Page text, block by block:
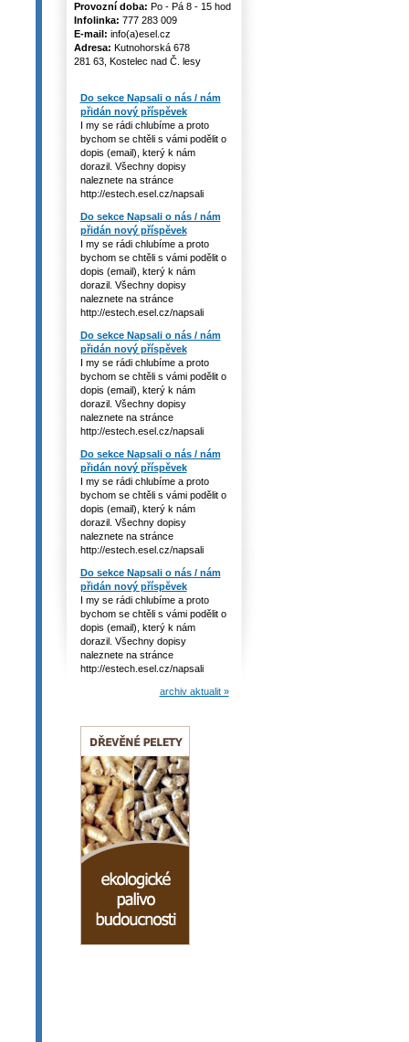
Provozní doba: Po - Pá 8 - 15 hod
Infolinka: 777 283 009
E-mail: info(a)esel.cz
Adresa: Kutnohorská 678
281 63, Kostelec nad Č. lesy
Do sekce Napsali o nás / nám
přidán nový příspěvek
I my se rádi chlubíme a proto
bychom se chtěli s vámi podělit o
dopis (email), který k nám
dorazil. Všechny dopisy
naleznete na stránce
http://estech.esel.cz/napsali
Do sekce Napsali o nás / nám
přidán nový příspěvek
I my se rádi chlubíme a proto
bychom se chtěli s vámi podělit o
dopis (email), který k nám
dorazil. Všechny dopisy
naleznete na stránce
http://estech.esel.cz/napsali
Do sekce Napsali o nás / nám
přidán nový příspěvek
I my se rádi chlubíme a proto
bychom se chtěli s vámi podělit o
dopis (email), který k nám
dorazil. Všechny dopisy
naleznete na stránce
http://estech.esel.cz/napsali
Do sekce Napsali o nás / nám
přidán nový příspěvek
I my se rádi chlubíme a proto
bychom se chtěli s vámi podělit o
dopis (email), který k nám
dorazil. Všechny dopisy
naleznete na stránce
http://estech.esel.cz/napsali
Do sekce Napsali o nás / nám
přidán nový příspěvek
I my se rádi chlubíme a proto
bychom se chtěli s vámi podělit o
dopis (email), který k nám
dorazil. Všechny dopisy
naleznete na stránce
http://estech.esel.cz/napsali
archiv aktualit »